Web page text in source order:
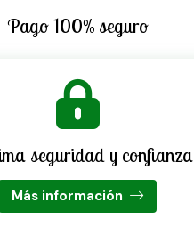
Pago 100% seguro
seguridad y confianza
Más información